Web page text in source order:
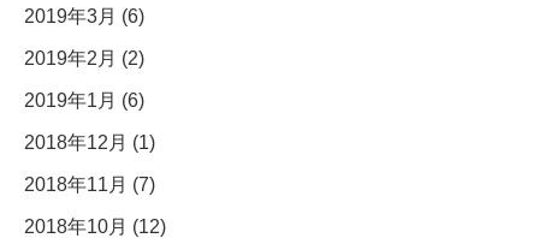
2019年3月 (6)
2019年2月 (2)
2019年1月 (6)
2018年12月 (1)
2018年11月 (7)
2018年10月 (12)